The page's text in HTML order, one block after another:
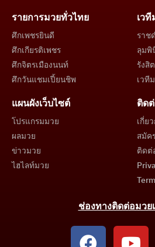
รายการมวยทั่วไทย
ศึกเพชรยินดี
ศึกเกียรติเพชร
ศึกจิตรเมืองนนท์
ศึกวันแชมเปี้ยนชิพ
เว
ราช
ลุมพิ
รังสิต
เวที
แผนผังเว็บไซต์
โปรแกรมมวย
ผลมวย
ข่าวมวย
ไฮไลท์มวย
ติด
เกี่ย
สมัค
ติด
ช่องทางติดต่อมวย